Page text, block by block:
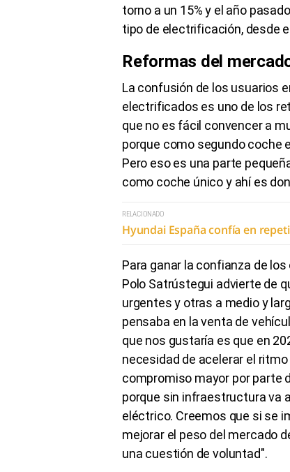
torno a un 15% y el año
tipo de electrificación, desde
Reformas del
La confusión de los usuarios
electrificados es uno de los
que no es fácil convencer a
porque como segundo coche
Pero eso es una parte
como coche único y ahí es
RELACIONADO
Hyundai España confía en
Para ganar la confianza de
Polo Satrústegui advierte de
urgentes y otras a medio y
pensaba en la venta de
que nos gustaría es que en
necesidad de acelerar el
compromiso mayor por parte
porque sin infraestructura va
eléctrico. Creemos que si se
mejorar el peso del mercado
una cuestión de voluntad".